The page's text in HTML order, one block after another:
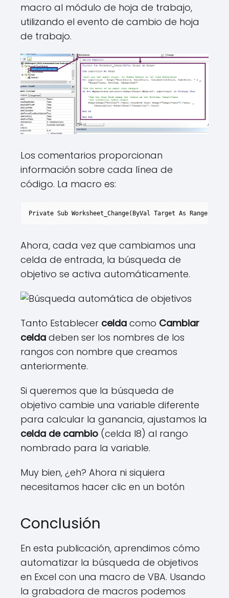
macro al módulo de hoja de trabajo,
utilizando el evento de cambio de hoja
de trabajo.
Los comentarios proporcionan
información sobre cada línea de
código. La macro es:
Private Sub Worksheet_Change(ByVal Target As
Ahora, cada vez que cambiamos una
celda de entrada, la búsqueda de
objetivo se activa automáticamente.
Tanto Establecer celda como Cambiar
celda deben ser los nombres de los
rangos con nombre que creamos
anteriormente.
Si queremos que la búsqueda de
objetivo cambie una variable diferente
para calcular la ganancia, ajustamos la
celda de cambio (celda I8) al rango
nombrado para la variable.
Muy bien, ¿eh? Ahora ni siquiera
necesitamos hacer clic en un botón
Conclusión
En esta publicación, aprendimos cómo
automatizar la búsqueda de objetivos
en Excel con una macro de VBA. Usando
la grabadora de macros podemos